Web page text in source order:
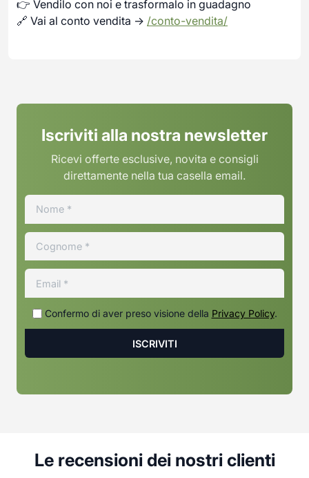
👉 Vendilo con noi e trasformalo in guadagno
🔗 Vai al conto vendita → /conto-vendita/
Iscriviti alla nostra newsletter
Ricevi offerte esclusive, novita e consigli
direttamente nella tua casella email.
Confermo di aver preso visione della Privacy Policy.
Le recensioni dei nostri clienti